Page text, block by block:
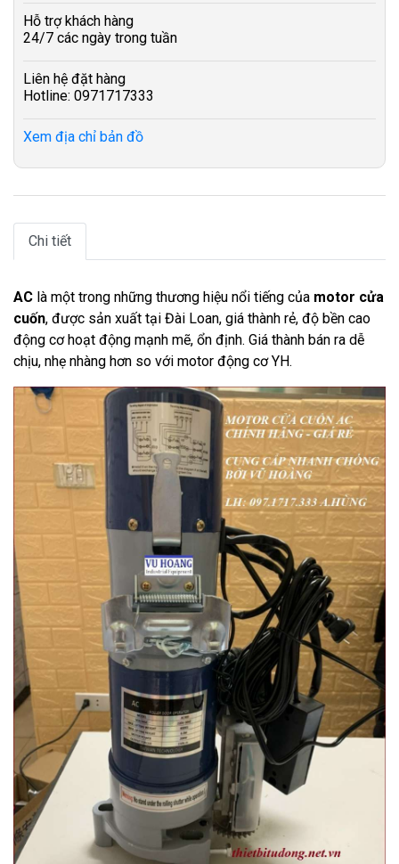
Hỗ trợ khách hàng
24/7 các ngày trong tuần
Liên hệ đặt hàng
Hotline: 0971717333
Xem địa chỉ bản đồ
Chi tiết
AC là một trong những thương hiệu nổi tiếng của motor cửa
cuốn, được sản xuất tại Đài Loan, giá thành rẻ, độ bền cao
động cơ hoạt động mạnh mẽ, ổn định. Giá thành bán ra dễ
chịu, nhẹ nhàng hơn so với motor động cơ YH.